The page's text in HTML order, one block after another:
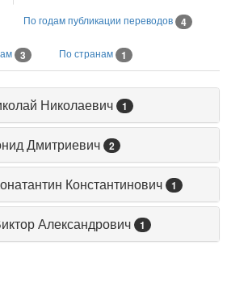
По годам публикации переводов 4
3 По странам 1
Николаевич 1
Дмитриевич 2
Константинович 1
Александрович 1